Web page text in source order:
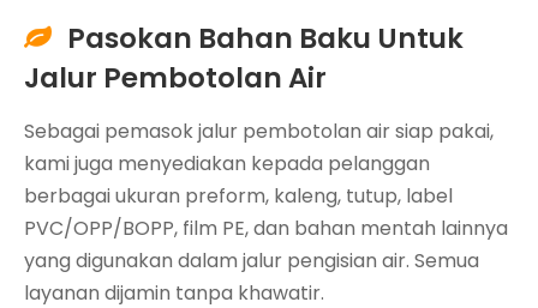

Pasokan Bahan Baku Untuk
Jalur Pembotolan Air
Sebagai pemasok jalur pembotolan air siap pakai,
kami juga menyediakan kepada pelanggan
berbagai ukuran preform, kaleng, tutup, label
PVC/OPP/BOPP, film PE, dan bahan mentah lainnya
yang digunakan dalam jalur pengisian air. Semua
layanan dijamin tanpa khawatir.